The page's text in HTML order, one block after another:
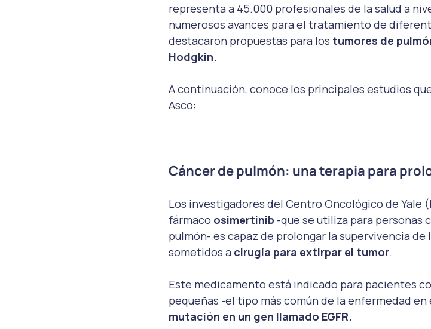
representa a 45.000 profesionales de la salud a
numerosos avances para el tratamiento de
destacaron propuestas para los tumores de
Hodgkin.
A continuación, conoce los principales estudios
Asco:
Cáncer de pulmón: una terapia para
Los investigadores del Centro Oncológico de Yale
fármaco osimertinib -que se utiliza para personas
pulmón- es capaz de prolongar la supervivencia
sometidos a cirugía para extirpar el tumor.
Este medicamento está indicado para pacientes
pequeñas -el tipo más común de la enfermedad
mutación en un gen llamado EGFR.